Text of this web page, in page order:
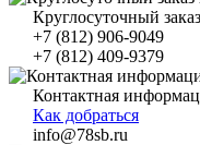
Круглосуточный
+7 (812) 906-9049
+7 (812) 409-9379
Контактная
Как добраться
info@78sb.ru